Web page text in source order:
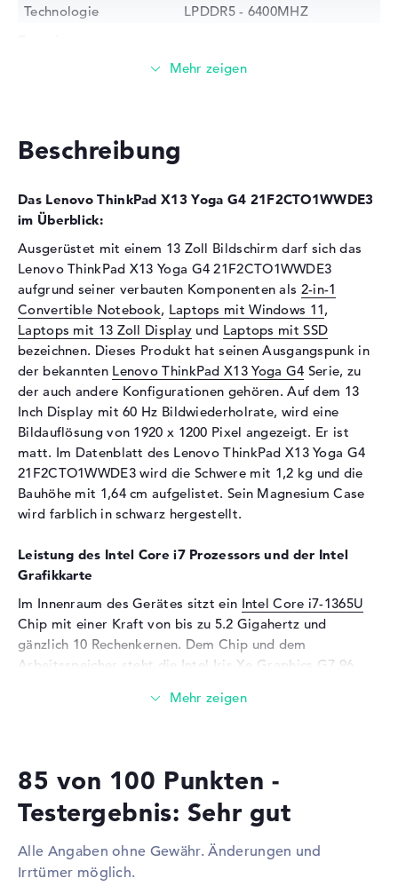
Technologie
LPDDR5 - 6400MHZ
1 TB SSD
Laufwerks-Typ
Display-Typ
Max. Auflösung
1920 x 1200
Auflösungstyp
WUXGA
Bildwiederholrate
60 Hz
Besonderheiten
Multi-Touchscreen, matt,
LED-Hintergrundbeleuchtung,
IPS Panel, farbkalibriert
Audio
Soundkarte
Realtek ALC3287
Webcam
Sensorauflösung
5 MP
Eingabegeräte
Touchscreen, Stiftbasiert,
Tastatur
Beleuchtet (hintergrund),
Flüssigkeitsabweisend
Netzwerk
802.11b, 802.11g, 802.11n
Schnittstellen
2 x Thunderbolt 4, 2 x USB 3.2
- Typ A
2 x DisplayPort über USB-C, 1
x HDMI 2.0
Audio
Beschreibung
Das Lenovo ThinkPad X13 Yoga G4 21F2CTO1WWDE3
im Überblick:
Ausgerüstet mit einem 13 Zoll Bildschirm darf sich das
Lenovo ThinkPad X13 Yoga G4 21F2CTO1WWDE3
aufgrund seiner verbauten Komponenten als 2-in-1
Convertible Notebook, Laptops mit Windows 11,
Laptops mit 13 Zoll Display und Laptops mit SSD
bezeichnen. Dieses Produkt hat seinen Ausgangspunk in
der bekannten Lenovo ThinkPad X13 Yoga G4 Serie, zu
der auch andere Konfigurationen gehören. Auf dem 13
Inch Display mit 60 Hz Bildwiederholrate, wird eine
Bildauflösung von 1920 x 1200 Pixel angezeigt. Er ist
matt. Im Datenblatt des Lenovo ThinkPad X13 Yoga G4
21F2CTO1WWDE3 wird die Schwere mit 1,2 kg und die
Bauhöhe mit 1,64 cm aufgelistet. Sein Magnesium Case
wird farblich in schwarz hergestellt.
Leistung des Intel Core i7 Prozessors und der Intel
Grafikkarte
Im Innenraum des Gerätes sitzt ein Intel Core i7-1365U
Chip mit einer Kraft von bis zu 5.2 Gigahertz und
gänzlich 10 Rechenkernen. Dem Chip und dem
Arbeitsspeicher steht die Intel Iris Xe Graphics G7 96
GByte Arbeitsspeicher (RAM) eingesetzt. Das
Gigabyte. Euer Betriebssystem und allgemeine Dateien
lagern auf einer Festplatte mit 1 TB SSD Lagerplatz.
85 von 100 Punkten -
Testergebnis: Sehr gut
Alle Angaben ohne Gewähr. Änderungen und
Irrtümer möglich.